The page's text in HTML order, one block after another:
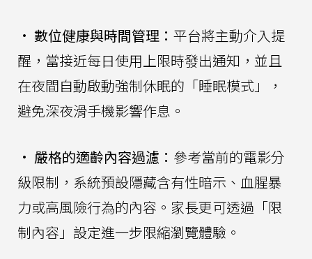
• 數位健康與時間管理： 平台將主動介入提
醒，當接近每日使用上限時發出通知，並且
在夜間自動啟動強制休眠的「睡眠模式」，
避免深夜滑手機影響作息。
• 嚴格的適齡內容過濾： 參考當前的電影分
級限制，系統預設隱藏含有性暗示、血腥暴
力或高風險行為的內容。家長更可透過「限
制內容」設定進一步限縮瀏覽體驗。